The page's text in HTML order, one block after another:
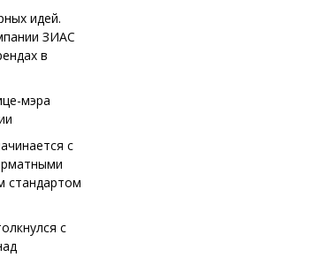
идей.
ЗИАС
в
мэра
с
стандартом
с